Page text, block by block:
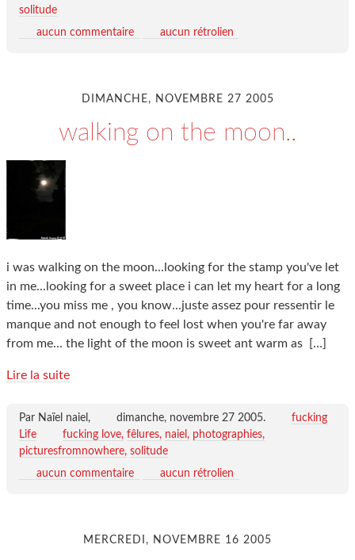
solitude
aucun commentaire
aucun rétrolien
DIMANCHE, NOVEMBRE 27 2005
walking on the moon..
i was walking on the moon...looking for the stamp you've let
in me...looking for a sweet place i can let my heart for a long
time...you miss me , you know...juste assez pour ressentir le
manque and not enough to feel lost when you're far away
from me... the light of the moon is sweet ant warm as
[…]
Lire la suite
Par Naïel naiel, dimanche, novembre 27 2005.
fucking
Life
fucking love fêlures naiel
photographies
picturesfromnowhere solitude
aucun commentaire
aucun rétrolien
MERCREDI, NOVEMBRE 16 2005